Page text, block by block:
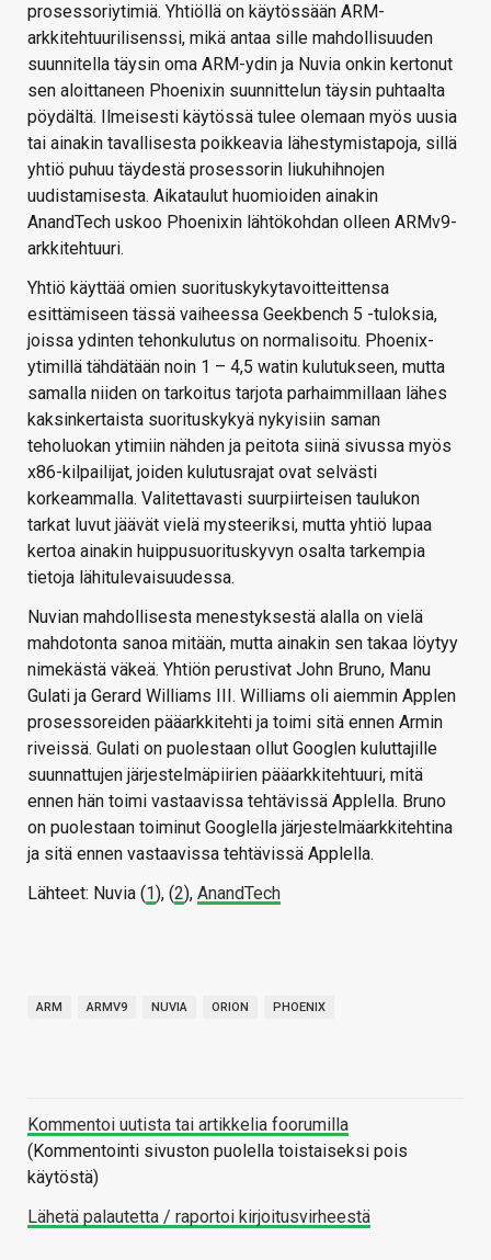
prosessoriytimiä. Yhtiöllä on käytössään ARM-
arkkitehtuurilisenssi, mikä antaa sille mahdollisuuden
suunnitella täysin oma ARM-ydin ja Nuvia onkin kertonut
sen aloittaneen Phoenixin suunnittelun täysin puhtaalta
pöydältä. Ilmeisesti käytössä tulee olemaan myös uusia
tai ainakin tavallisesta poikkeavia lähestymistapoja, sillä
yhtiö puhuu täydestä prosessorin liukuhihnojen
uudistamisesta. Aikataulut huomioiden ainakin
AnandTech uskoo Phoenixin lähtökohdan olleen ARMv9-
arkkitehtuuri.
Yhtiö käyttää omien suorituskykytavoitteittensa
esittämiseen tässä vaiheessa Geekbench 5 -tuloksia,
joissa ydinten tehonkulutus on normalisoitu. Phoenix-
ytimillä tähdätään noin 1 – 4,5 watin kulutukseen, mutta
samalla niiden on tarkoitus tarjota parhaimmillaan lähes
kaksinkertaista suorituskykyä nykyisiin saman
teholuokan ytimiin nähden ja peitota siinä sivussa myös
x86-kilpailijat, joiden kulutusrajat ovat selvästi
korkeammalla. Valitettavasti suurpiirteisen taulukon
tarkat luvut jäävät vielä mysteeriksi, mutta yhtiö lupaa
kertoa ainakin huippusuorituskyvyn osalta tarkempia
tietoja lähitulevaisuudessa.
Nuvian mahdollisesta menestyksestä alalla on vielä
mahdotonta sanoa mitään, mutta ainakin sen takaa löytyy
nimekästä väkeä. Yhtiön perustivat John Bruno, Manu
Gulati ja Gerard Williams III. Williams oli aiemmin Applen
prosessoreiden pääarkkitehti ja toimi sitä ennen Armin
riveissä. Gulati on puolestaan ollut Googlen kuluttajille
suunnattujen järjestelmäpiirien pääarkkitehtuuri, mitä
ennen hän toimi vastaavissa tehtävissä Applella. Bruno
on puolestaan toiminut Googlella järjestelmäarkkitehtina
ja sitä ennen vastaavissa tehtävissä Applella.
Lähteet: Nuvia (1), (2), AnandTech
ARM ARMV9 NUVIA ORION PHOENIX
Kommentoi uutista tai artikkelia foorumilla
(Kommentointi sivuston puolella toistaiseksi pois
käytöstä)
Lähetä palautetta / raportoi kirjoitusvirheestä